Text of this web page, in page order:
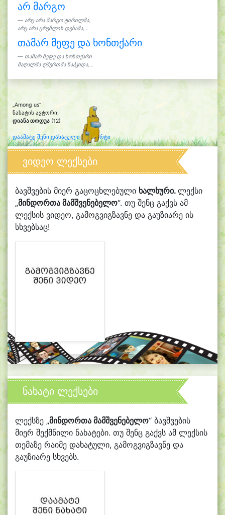
არ მარგო
არც არა მარგო ტირილმა,
არც არა ცრემლის დენამა,...
თამარ მეფე და ხონთქარი
თამარ მეფე და ხონთქარი
მაღალმა ღმერთმა წაჰკიდა,...
„Among us“
ნახატის ავტორი:
დიანა თოდუა (12)
დაამატე შენი დახატული კლიპარტი
ვიდეო ლექსები
ბავშვების მიერ გაცოცხლებული ხალხური. ლექსი
„მინდორთა მამშვენებელო“. თუ შენც გაქვს ამ
ლექსის ვიდეო, გამოგვიგზავნე და გაუზიარე ის
სხვებსაც!
ნახატი ლექსები
ლექსზე „მინდორთა მამშვენებელო“ ბავშვების
მიერ შექმნილი ნახატები. თუ შენც გაქვს ამ ლექსის
თემაზე რაიმე დახატული, გამოგვიგზავნე და
გაუზიარე სხვებს.